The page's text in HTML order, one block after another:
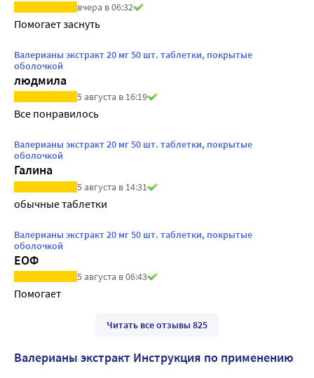
вчера в 06:32
Помогает заснуть
Валерианы экстракт 20 мг 50 шт. таблетки, покрытые
оболочкой
людмила
5 августа в 16:19
Все понравилось
Валерианы экстракт 20 мг 50 шт. таблетки, покрытые
оболочкой
Галина
5 августа в 14:31
обычные таблетки
Валерианы экстракт 20 мг 50 шт. таблетки, покрытые
оболочкой
ЕОФ
5 августа в 06:43
Помогает
Читать все отзывы 825
Валерианы экстракт Инструкция по применению